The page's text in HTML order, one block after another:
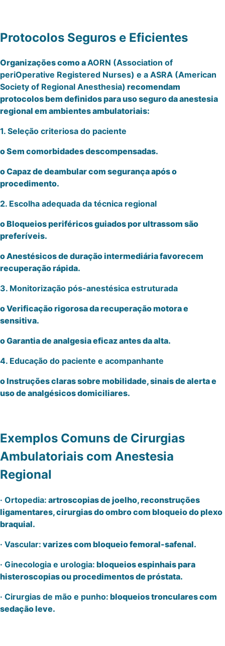
Protocolos Seguros e Eficientes
Organizações como aAORN (Association of
periOperative Registered Nurses) e a ASRA (American
Society of Regional Anesthesia) recomendam
protocolos bem definidos para uso seguro da anestesia
regional em ambientes ambulatoriais:
1. Seleção criteriosa do paciente
o Sem comorbidades descompensadas.
o Capaz de deambular com segurança após o
procedimento.
2. Escolha adequada da técnica regional
o Bloqueios periféricos guiados por ultrassom são
preferíveis.
o Anestésicos de duração intermediária favorecem
recuperação rápida.
3. Monitorização pós-anestésica estruturada
o Verificação rigorosa da recuperação motora e
sensitiva.
o Garantia de analgesia eficaz antes da alta.
4. Educação do paciente e acompanhante
o Instruções claras sobre mobilidade, sinais de alerta e
uso de analgésicos domiciliares.
Exemplos Comuns de Cirurgias
Ambulatoriais com Anestesia
Regional
· Ortopedia: artroscopias de joelho, reconstruções
ligamentares, cirurgias do ombro com bloqueio do plexo
braquial.
· Vascular: varizes com bloqueio femoral-safenal.
· Ginecologia e urologia: bloqueios espinhais para
histeroscopias ou procedimentos de próstata.
· Cirurgias de mão e punho: bloqueios tronculares com
sedação leve.